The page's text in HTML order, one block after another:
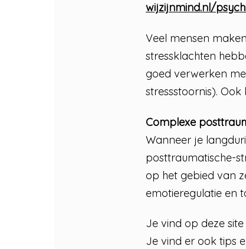
wijzijnmind.nl/
Veel mensen
stressklachten
goed verwerken
stressstoornis).
Complexe
Wanneer je
posttraumatische-
op het gebied van
emotieregulatie en
Je vind op deze
Je vind er ook tips